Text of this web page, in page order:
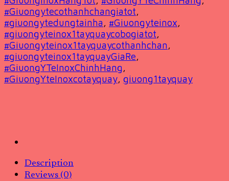
#Giuongytecothanhchangiatot,
#giuongytedungtainha, #Giuongyteinox,
#giuongyteinox1tayquaycobogiatot,
#Giuongyteinox1tayquaycothanhchan,
#giuongyteinox1tayquayGiaRe,
#GiuongYTeInoxChinhHang,
#GiuongYteInoxcotayquay, giuong1tayquay
Description
Reviews (0)